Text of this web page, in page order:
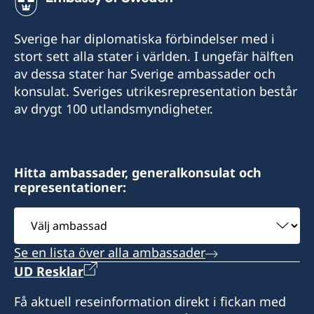
Sverige har diplomatiska förbindelser med i
stort sett alla stater i världen. I ungefär hälften
av dessa stater har Sverige ambassader och
konsulat. Sveriges utrikesrepresentation består
av drygt 100 utlandsmyndigheter.
Hitta ambassader, generalkonsulat och
representationer:
Välj
ambassad
Se en lista över alla ambassader
UD Resklar
Få aktuell reseinformation direkt i fickan med